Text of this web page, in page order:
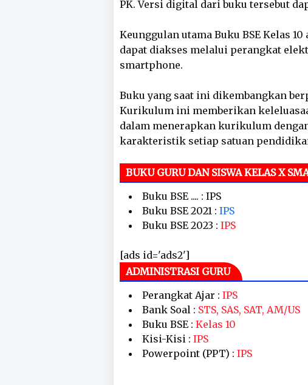
PK. Versi digital dari buku tersebut
Keunggulan utama Buku BSE Kelas
dapat diakses melalui perangkat
smartphone.
Buku yang saat ini dikembangkan
Kurikulum ini memberikan
dalam menerapkan kurikulum
karakteristik setiap satuan
BUKU GURU DAN SISWA KELAS X
Buku BSE .... : IPS
Buku BSE 2021 : IPS
Buku BSE 2023 : IPS
[ads id='ads2']
ADMINISTRASI GURU
Perangkat Ajar : IPS
Bank Soal : STS, SAS, SAT, AM/US
Buku BSE : Kelas 10
Kisi-Kisi : IPS
Powerpoint (PPT) : IPS